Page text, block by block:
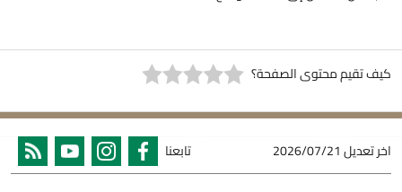
كيف تقيم محتوى الصفحة؟
اخر تعديل2026/07/21 تابعنا